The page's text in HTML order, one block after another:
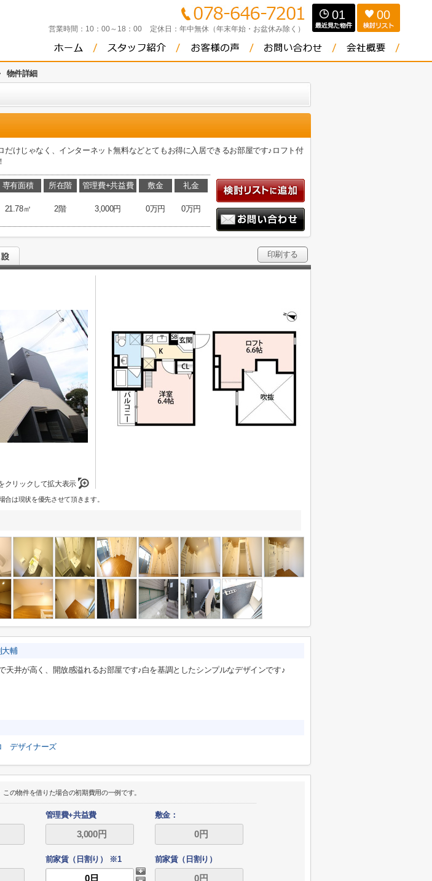
営業時間： 10：00～18：00 定休日： 年中無休（年末年始・お盆休み除く）
01 00
物件詳細
けじゃなく、インターネット無料などとてもお得に入居できるお部屋です♪ロフト付
専有面積
21.78㎡
所在階
2階
管理費+共益費
3,000円
敷金
0万円
礼金
0万円
印刷する
クリックして拡大表示
は現状を優先させて頂きます。
大輔
天井が高く、開放感溢れるお部屋です♪白を基調としたシンプルなデザインです♪
デザイナーズ
この物件を借りた場合の初期費用の一例です。
管理費+共益費 敷金：
前家賃（日割り） ※1 前家賃（日割り）